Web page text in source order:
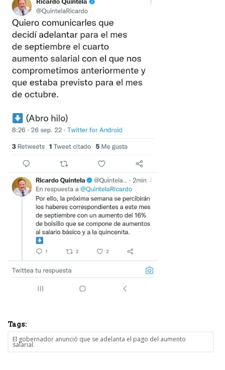
Tags:
El gobernador anunció que se adelanta el pago del aumento
salarial.